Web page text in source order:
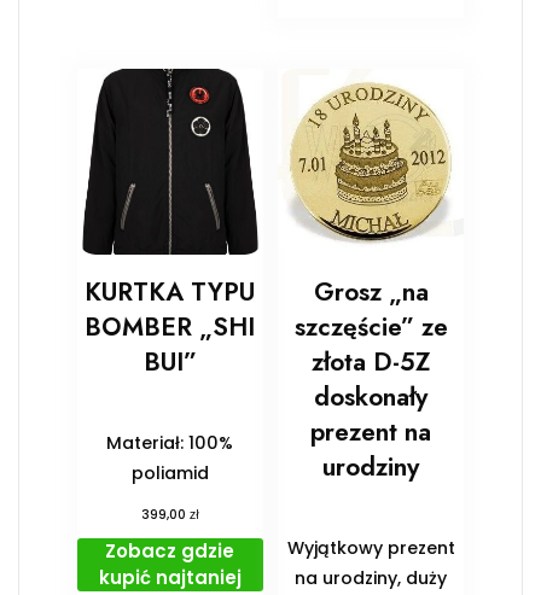
KURTKA TYPU
BOMBER „SHI
BUI”
Materiał: 100%
poliamid
399,00 zł
Zobacz gdzie
kupić najtaniej
Grosz „na
szczęście” ze
złota D-5Z
doskonały
prezent na
urodziny
Wyjątkowy prezent
na urodziny, duży